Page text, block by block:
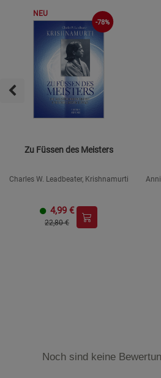
NEU
-78%
Zu Füssen des Meisters
Charles W. Leadbeater, Krishnamurti
4,99 €
22,80 €
Noch sind keine